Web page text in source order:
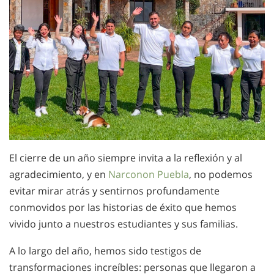
El cierre de un año siempre invita a la reflexión y al
agradecimiento, y en Narconon Puebla, no podemos
evitar mirar atrás y sentirnos profundamente
conmovidos por las historias de éxito que hemos
vivido junto a nuestros estudiantes y sus familias.
A lo largo del año, hemos sido testigos de
transformaciones increíbles: personas que llegaron a